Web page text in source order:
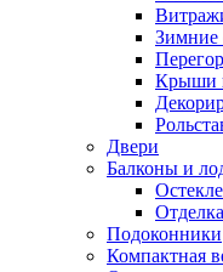
Зимние
Крыши
Двери
Балконы и
Подоконники
Компактная